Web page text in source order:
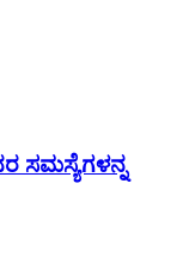
ಸಮಸ್ಯೆಗಳನ್ನ